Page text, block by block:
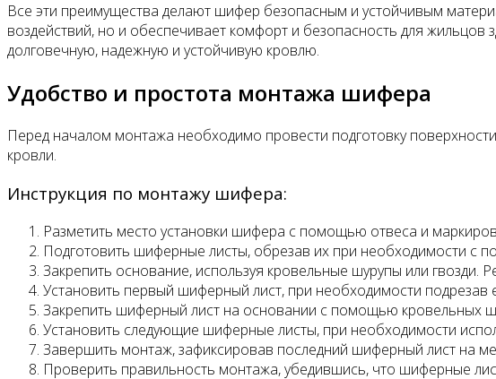
Все эти преимущества делают шифер безопасным и устойчивым
воздействий, но и обеспечивает комфорт и безопасность для
долговечную, надежную и устойчивую кровлю.
Удобство и простота монтажа шифера
Перед началом монтажа необходимо провести подготовку
кровли.
Инструкция по монтажу шифера:
Разметить место установки шифера с помощью отвеса и
Подготовить шиферные листы, обрезав их при необходимости с
Закрепить основание, используя кровельные шурупы или
Установить первый шиферный лист, при необходимости подрезав
Закрепить шиферный лист на основании с помощью кровельных
Установить следующие шиферные листы, при необходимости
Завершить монтаж, зафиксировав последний шиферный лист на
Проверить правильность монтажа, убедившись, что шиферные